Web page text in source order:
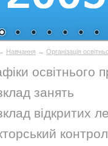
Навчання → Організація
освітнього
занять
відкритих